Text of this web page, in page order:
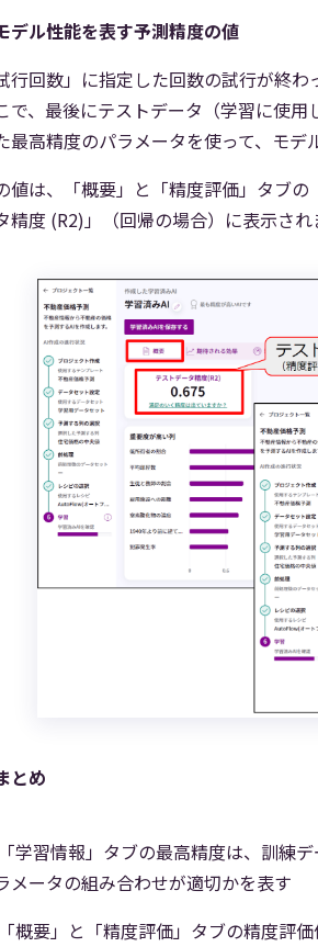
デル性能を表す予測精度の値
行回数」に指定した回数の試行が終
で、最後にテストデータ（学習に使
最高精度のパラメータを使って、モデ
値は、「概要」と「精度評価」タブ
精度 (R2)」（回帰の場合）に表示され
とめ
「学習情報」タブの最高精度は、訓練
メータの組み合わせが適切かを表す
「概要」と「精度評価」タブの精度評